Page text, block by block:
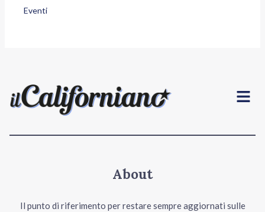
Eventi
Menu
About
Il punto di riferimento per restare sempre aggiornati sulle